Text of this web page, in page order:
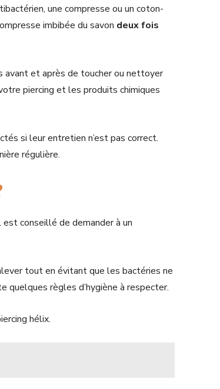
une compresse ou un coton-
imbibée du savon deux fois
avant et après de toucher ou nettoyer
piercing et les produits chimiques
si leur entretien n’est pas correct.
régulière.
conseillé de demander à un
tout en évitant que les bactéries ne
quelques règles d’hygiène à respecter.
hélix.